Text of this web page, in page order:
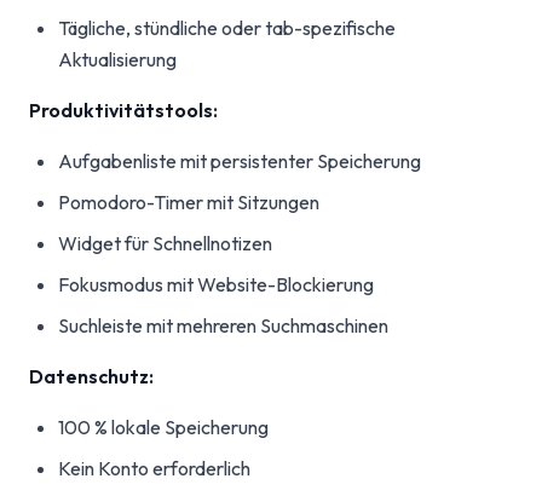
Tägliche, stündliche oder tab-spezifische
Aktualisierung
Produktivitätstools:
Aufgabenliste mit persistenter Speicherung
Pomodoro-Timer mit Sitzungen
Widget für Schnellnotizen
Fokusmodus mit Website-Blockierung
Suchleiste mit mehreren Suchmaschinen
Datenschutz:
100 % lokale Speicherung
Kein Konto erforderlich